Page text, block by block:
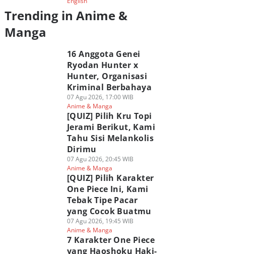
Trending in Anime &
Manga
16 Anggota Genei
Ryodan Hunter x
Hunter, Organisasi
Kriminal Berbahaya
07 Agu 2026, 17:00 WIB
Anime & Manga
[QUIZ] Pilih Kru Topi
Jerami Berikut, Kami
Tahu Sisi Melankolis
Dirimu
07 Agu 2026, 20:45 WIB
Anime & Manga
[QUIZ] Pilih Karakter
One Piece Ini, Kami
Tebak Tipe Pacar
yang Cocok Buatmu
07 Agu 2026, 19:45 WIB
Anime & Manga
7 Karakter One Piece
yang Haoshoku Haki-